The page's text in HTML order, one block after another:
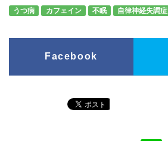
うつ病 カフェイン 不眠 自律神経失調症
Facebook